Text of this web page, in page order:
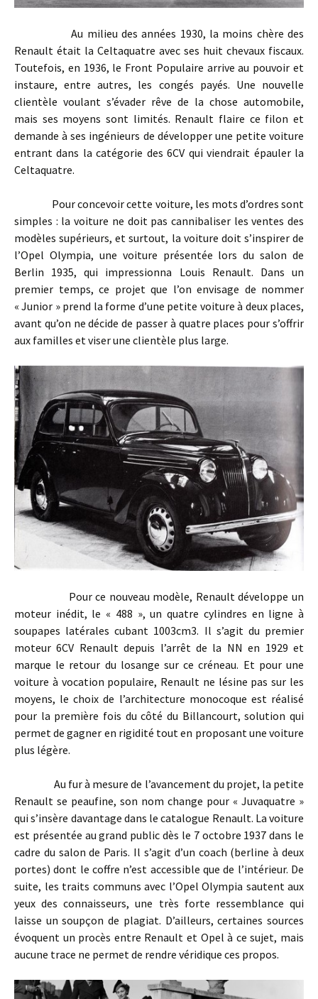
Au milieu des années 1930, la moins chère des
Renault était la Celtaquatre avec ses huit chevaux fiscaux.
Toutefois, en 1936, le Front Populaire arrive au pouvoir et
instaure, entre autres, les congés payés. Une nouvelle
clientèle voulant s’évader rêve de la chose automobile,
mais ses moyens sont limités. Renault flaire ce filon et
demande à ses ingénieurs de développer une petite voiture
entrant dans la catégorie des 6CV qui viendrait épauler la
Celtaquatre.
Pour concevoir cette voiture, les mots d’ordres sont
simples : la voiture ne doit pas cannibaliser les ventes des
modèles supérieurs, et surtout, la voiture doit s’inspirer de
l’Opel Olympia, une voiture présentée lors du salon de
Berlin 1935, qui impressionna Louis Renault. Dans un
premier temps, ce projet que l’on envisage de nommer
« Junior » prend la forme d’une petite voiture à deux places,
avant qu’on ne décide de passer à quatre places pour s’offrir
aux familles et viser une clientèle plus large.
Pour ce nouveau modèle, Renault développe un
moteur inédit, le « 488 », un quatre cylindres en ligne à
soupapes latérales cubant 1003cm3. Il s’agit du premier
moteur 6CV Renault depuis l’arrêt de la NN en 1929 et
marque le retour du losange sur ce créneau. Et pour une
voiture à vocation populaire, Renault ne lésine pas sur les
moyens, le choix de l’architecture monocoque est réalisé
pour la première fois du côté du Billancourt, solution qui
permet de gagner en rigidité tout en proposant une voiture
plus légère.
Au fur à mesure de l’avancement du projet, la petite
Renault se peaufine, son nom change pour « Juvaquatre »
qui s’insère davantage dans le catalogue Renault. La voiture
est présentée au grand public dès le 7 octobre 1937 dans le
cadre du salon de Paris. Il s’agit d’un coach (berline à deux
portes) dont le coffre n’est accessible que de l’intérieur. De
suite, les traits communs avec l’Opel Olympia sautent aux
yeux des connaisseurs, une très forte ressemblance qui
laisse un soupçon de plagiat. D’ailleurs, certaines sources
évoquent un procès entre Renault et Opel à ce sujet, mais
aucune trace ne permet de rendre véridique ces propos.